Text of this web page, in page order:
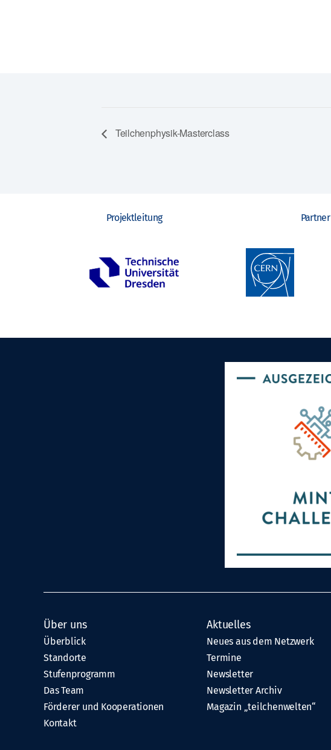
Teilchenphysik-Masterclass
Projektleitung Partner
Über uns
Überblick
Standorte
Stufenprogramm
Das Team
Förderer und Kooperationen
Kontakt
Aktuelles
Neues aus dem Netzwerk
Termine
Newsletter
Newsletter Archiv
Magazin „teilchenwelten“